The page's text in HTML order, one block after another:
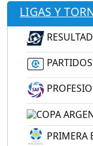
LIGAS Y
PRIMERA